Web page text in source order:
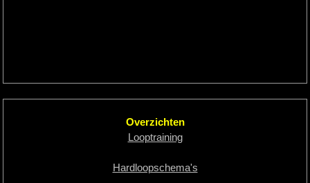
Overzichten
Looptraining
Hardloopschema's